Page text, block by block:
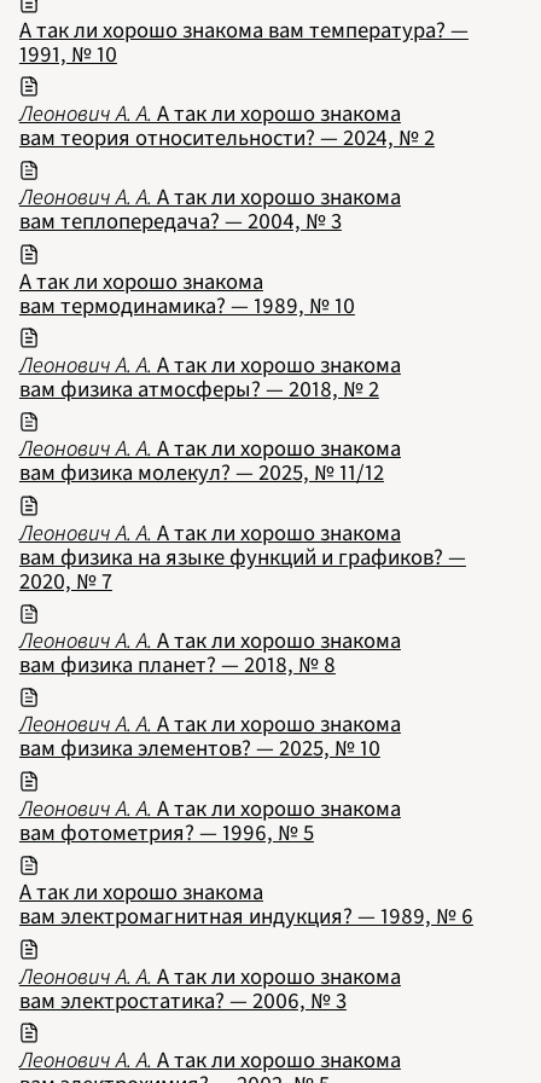
2024
2025
А так ли хорошо знакома вам температура? —
1991, № 10
Леонович А. А. А так ли хорошо знакома
вам теория относительности? — 2024, № 2
Леонович А. А. А так ли хорошо знакома
вам теплопередача? — 2004, № 3
А так ли хорошо знакома
вам термодинамика? — 1989, № 10
Леонович А. А. А так ли хорошо знакома
вам физика атмосферы? — 2018, № 2
Леонович А. А. А так ли хорошо знакома
вам физика молекул? — 2025, № 11/12
Леонович А. А. А так ли хорошо знакома
вам физика на языке функций и графиков? —
2020, № 7
Леонович А. А. А так ли хорошо знакома
вам физика планет? — 2018, № 8
Леонович А. А. А так ли хорошо знакома
вам физика элементов? — 2025, № 10
Леонович А. А. А так ли хорошо знакома
вам фотометрия? — 1996, № 5
А так ли хорошо знакома
вам электромагнитная индукция? — 1989, № 6
Леонович А. А. А так ли хорошо знакома
вам электростатика? — 2006, № 3
Леонович А. А. А так ли хорошо знакома